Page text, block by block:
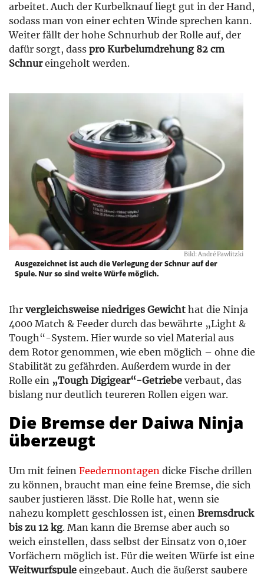
arbeitet. Auch der Kurbelknauf liegt gut in der Hand,
sodass man von einer echten Winde sprechen kann.
Weiter fällt der hohe Schnurhub der Rolle auf, der
dafür sorgt, dass pro Kurbelumdrehung 82 cm
Schnureingeholt werden.
Bild: André Pawlitzki
Ausgezeichnet ist auch die Verlegung der Schnur auf der
Spule. Nur so sind weite Würfe möglich.
Ihr vergleichsweise niedriges Gewicht hat die Ninja
4000 Match & Feeder durch das bewährte „Light &
Tough“-System. Hier wurde so viel Material aus
dem Rotor genommen, wie eben möglich – ohne die
Stabilität zu gefährden. Außerdem wurde in der
Rolle ein „Tough Digigear“-Getriebe verbaut, das
bislang nur deutlich teureren Rollen eigen war.
Die Bremse der Daiwa Ninja
überzeugt
Um mit feinen Feedermontagen dicke Fische drillen
zu können, braucht man eine feine Bremse, die sich
sauber justieren lässt. Die Rolle hat, wenn sie
nahezu komplett geschlossen ist, einen Bremsdruck
bis zu 12 kg. Man kann die Bremse aber auch so
weich einstellen, dass selbst der Einsatz von 0,10er
Vorfächern möglich ist. Für die weiten Würfe ist eine
Weitwurfspule eingebaut. Auch die äußerst saubere